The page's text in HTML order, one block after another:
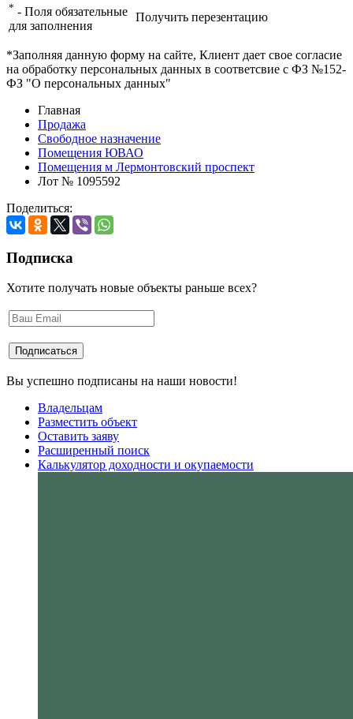
* - Поля обязательные
для заполнения
Получить перезентацию
*Заполняя данную форму на сайте, Клиент дает свое согласие
на обработку персональных данных в соответсвие с ФЗ №152-
ФЗ "О персональных данных"
Главная
Продажа
Свободное назначение
Помещения ЮВАО
Помещения м Лермонтовский проспект
Лот № 1095592
Поделиться:
Подписка
Хотите получать новые объекты раньше всех?
Вы успешно подписаны на наши новости!
Владельцам
Разместить объект
Оставить заяву
Расширенный поиск
Калькулятор доходности и окупаемости